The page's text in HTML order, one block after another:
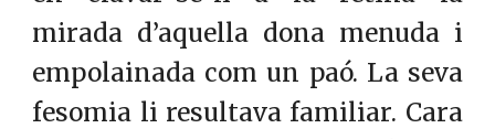
mirada d’aquella dona menuda i
empolainada com un paó. La seva
fesomia li resultava familiar. Cara